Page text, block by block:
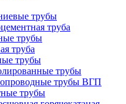
трубы
труба
трубы
труба
трубы
трубы
трубы ВГП
трубы